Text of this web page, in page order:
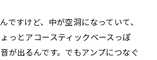
ですけど、中が空洞になっていて、
っとアコースティックベースっぽ
が出るんです。でもアンプにつなぐ